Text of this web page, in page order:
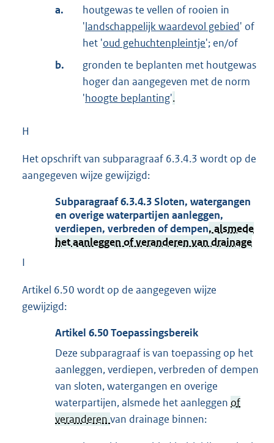
a.
houtgewas te vellen of rooien in
'landschappelijk waardevol gebied' of
het 'oud gehuchtenpleintje'; en/of
b.
gronden te beplanten met houtgewas
hoger dan aangegeven met de norm
'hoogte beplanting'.
H
Het opschrift van subparagraaf 6.3.4.3 wordt op de
aangegeven wijze gewijzigd:
Subparagraaf6.3.4.3Sloten, watergangen
en overige waterpartijen aanleggen,
verdiepen, verbreden of dempen, alsmede
het aanleggen of veranderen van drainage
I
Artikel 6.50 wordt op de aangegeven wijze
gewijzigd:
Artikel 6.50Toepassingsbereik
Deze subparagraaf is van toepassing op het
aanleggen, verdiepen, verbreden of dempen
van sloten, watergangen en overige
waterpartijen, alsmede het aanleggen of
veranderenvan drainage binnen: